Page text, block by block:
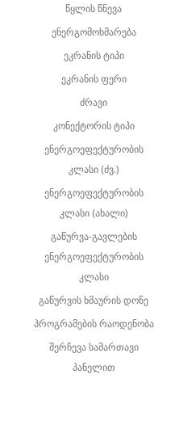
წყლის წნევა
ენერგომოხმარება
ეკრანის ტიპი
ეკრანის ფერი
ძრავი
კონექტორის ტიპი
ენერგოეფექტურობის
კლასი (ძვ.)
ენერგოეფექტურობის
კლასი (ახალი)
გაწურვა-გავლების
ენერგოეფექტურობის
კლასი
გაწურვის ხმაურის დონე
პროგრამების რაოდენობა
შერჩევა სამართავი
პანელით